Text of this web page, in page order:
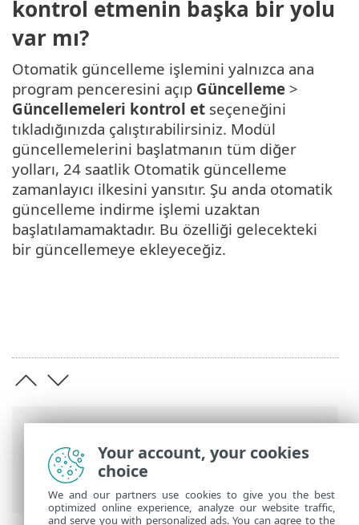
ESET Online Yardım
ESET Endpoint
Security> > Otomatik güncellemeler
kontrol etmenin başka bir yolu
var mı?
Otomatik güncelleme işlemini yalnızca ana
program penceresini açıp Güncelleme >
Güncellemeleri kontrol et seçeneğini
tıkladığınızda çalıştırabilirsiniz. Modül
güncellemelerini başlatmanın tüm diğer
yolları, 24 saatlik Otomatik güncelleme
zamanlayıcı ilkesini yansıtır. Şu anda otomatik
güncelleme indirme işlemi uzaktan
başlatılamamaktadır. Bu özelliği gelecekteki
bir güncellemeye ekleyeceğiz.
Your account, your cookies
choice
We and our partners use cookies to give you the best
optimized online experience, analyze our website traffic,
and serve you with personalized ads. You can agree to the